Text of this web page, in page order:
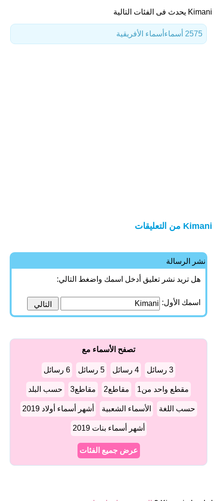
Kimani يحدث فى الفئات التالية
أسماء الأفريقية 2575 أسماء
Kimani من التعليقات
نشر الرسالة
هل تريد نشر تعليق أدخل اسمك واضغط التالي:
اسمك الأول:
تصفح الأسماء مع
3 رسائل 4 رسائل 5 رسائل 6 رسائل
مقطع واحد من1 مقاطع2 مقاطع3 حسب البلد
حسب اللغة الأسماء الشعبية أشهر أسماء أولاد 2019
أشهر أسماء بنات 2019
عرض جميع الفئات